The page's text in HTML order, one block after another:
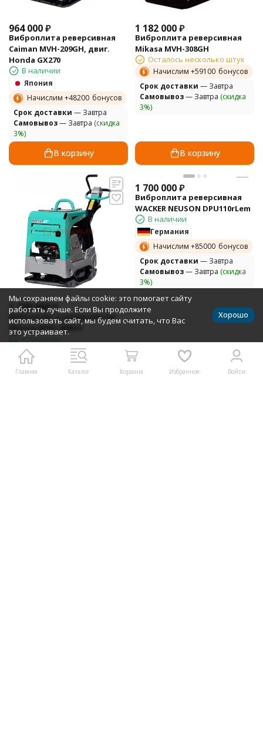
964 000₽
Виброплита реверсивная
Caiman MVH-209GH, двиг.
Honda GX270
В наличии
Япония
Начислим +48200 бонусов
Cрок доставки — Завтра
Самовывоз— Завтра (скидка
3%)
В корзину
1 182 000₽
Виброплита реверсивная
Mikasa MVH-308GH
Осталось несколько штук
Начислим +59100 бонусов
Cрок доставки — Завтра
Самовывоз— Завтра (скидка
3%)
В корзину
1 399 000 ₽
Виброплита реверсивная
Mikasa MVH-408GH
В наличии
Начислим + 69950
Cрок доставки— Завтра
Самовывоз
— Завтра
1 700 000₽
Виброплита реверсивная
WACKER NEUSON DPU110rLem
В наличии
Германия
Начислим +85000 бонусов
Cрок доставки — Завтра
Самовывоз— Завтра (скидка
3%)
Главная Каталог Корзина Избранное Войти
Мы сохраняем файлы cookie: это помогает сайту
работать лучше. Если Вы продолжите
использовать сайт, мы будем считать, что Вас
это устраивает.
Хорошо